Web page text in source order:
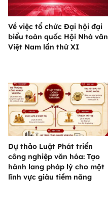
Về việc tổ chức Đại hội đại
biểu toàn quốc Hội Nhà văn
Việt Nam lần thứ XI
Dự thảo Luật Phát triển
công nghiệp văn hóa: Tạo
hành lang pháp lý cho một
lĩnh vực giàu tiềm năng